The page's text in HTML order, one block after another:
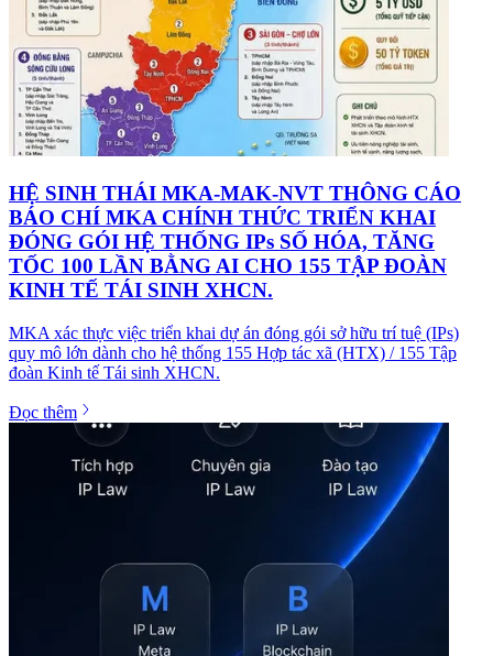
HỆ SINH THÁI MKA-MAK-NVT THÔNG CÁO
BÁO CHÍ MKA CHÍNH THỨC TRIỂN KHAI
ĐÓNG GÓI HỆ THỐNG IPs SỐ HÓA, TĂNG
TỐC 100 LẦN BẰNG AI CHO 155 TẬP ĐOÀN
KINH TẾ TÁI SINH XHCN.
MKA xác thực việc triển khai dự án đóng gói sở hữu trí tuệ (IPs)
quy mô lớn dành cho hệ thống 155 Hợp tác xã (HTX) / 155 Tập
đoàn Kinh tế Tái sinh XHCN.
Đọc thêm